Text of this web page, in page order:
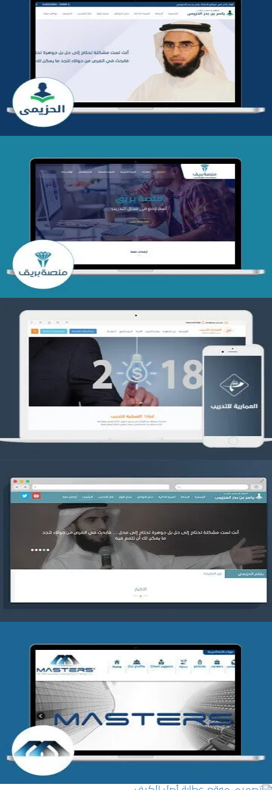
تطوير موقع المدرب ياسر الحزيمي
التفاصيل
تصميم منصة بريق
التفاصيل
تصميم العمارية للتدريب
التفاصيل
موقع ياسر بن بدر الحزيمي
التفاصيل
شركة MASTERS للتدريب
التفاصيل